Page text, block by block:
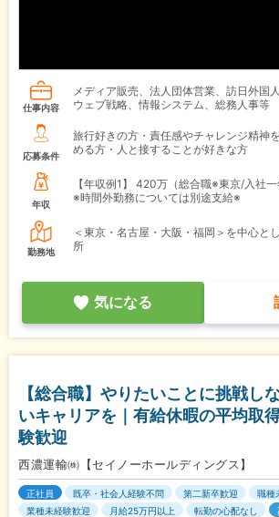
仕事内容
メディア販売、法人団体営業、訪日外国
ウェブ戦略、情報システム、総務人事等
応募条件
旅行好きの方・責任感やチャレンジ精神
める方・人と接することが好きな方
年収
【年収例1】
420万（総合職※東京/入社一
※時間外勤務については別途支給※
勤務地
＜東京・名古屋・大阪・福岡＞を中心と
所
気になる
【総合職】やりたいことに挑戦し
いキャリアを｜有給休暇の平均取
験歓迎
西濃運輸㈱【セイノーホールディングス】
正社員 既卒・社会人経験不問 第二新卒歓迎
職種
業種未経験歓迎
月給25万円以上 転勤の心配なし